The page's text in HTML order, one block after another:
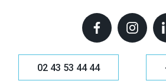
02 43 53 44 44